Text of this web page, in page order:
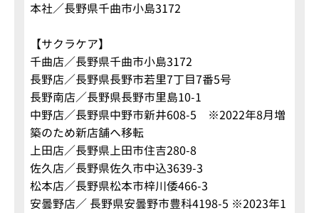
本社／長野県千曲市小島3172
【サクラケア】
千曲店／長野県千曲市小島3172
長野店／長野県長野市若里7丁目7番5号
長野南店／長野県長野市里島10-1
中野店／長野県中野市新井608-5 ※2022年8月増
築のため新店舗へ移転
上田店／長野県上田市住吉280-8
佐久店／長野県佐久市中込3639-3
松本店／長野県松本市梓川倭466-3
安曇野店／ 長野県安曇野市豊科4198-5 ※2023年1